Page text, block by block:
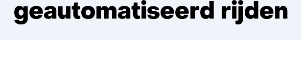
geautomatiseerd rijden